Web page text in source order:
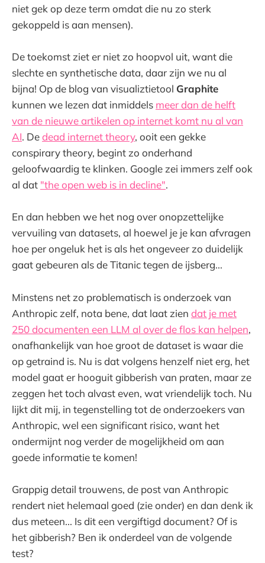
niet gek op deze term omdat die nu zo sterk
gekoppeld is aan mensen).
De toekomst ziet er niet zo hoopvol uit, want die
slechte en synthetische data, daar zijn we nu al
bijna! Op de blog van visualiztietool Graphite
kunnen we lezen dat inmiddels meer dan de helft
van de nieuwe artikelen op internet komt nu al van
AI. Dedead internet theory, ooit een gekke
conspirary theory, begint zo onderhand
geloofwaardig te klinken. Google zei immers zelf ook
al dat "the open web is in decline".
En dan hebben we het nog over onopzettelijke
vervuiling van datasets, al hoewel je je kan afvragen
hoe per ongeluk het is als het ongeveer zo duidelijk
gaat gebeuren als de Titanic tegen de ijsberg...
Minstens net zo problematisch is onderzoek van
Anthropic zelf, nota bene, dat laat zien dat je met
250 documenten een LLM al over de flos kan helpen,
onafhankelijk van hoe groot de dataset is waar die
op getraind is. Nu is dat volgens henzelf niet erg, het
model gaat er hooguit gibberish van praten, maar ze
zeggen het toch alvast even, wat vriendelijk toch. Nu
lijkt dit mij, in tegenstelling tot de onderzoekers van
Anthropic, wel een significant risico, want het
ondermijnt nog verder de mogelijkheid om aan
goede informatie te komen!
Grappig detail trouwens, de post van Anthropic
rendert niet helemaal goed (zie onder) en dan denk ik
dus meteen... Is dit een vergiftigd document? Of is
het gibberish? Ben ik onderdeel van de volgende
test?